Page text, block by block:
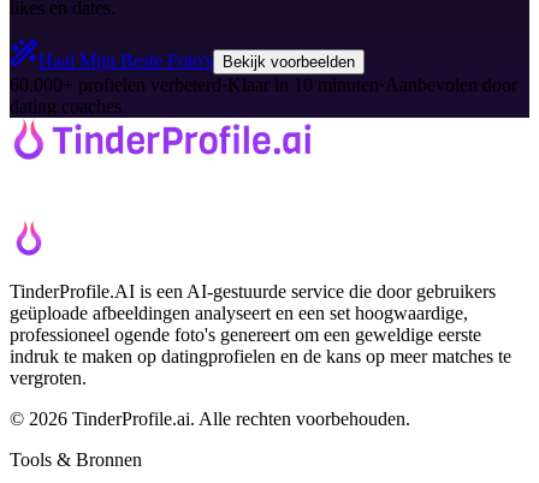
likes en dates.
Haal Mijn Beste Foto's Bekijk voorbeelden
60.000+ profielen verbeterd·Klaar in 10 minuten· Aanbevolen door
dating coaches
TinderProfile.AI is een AI-gestuurde service die door gebruikers
geüploade afbeeldingen analyseert en een set hoogwaardige,
professioneel ogende foto's genereert om een geweldige eerste
indruk te maken op datingprofielen en de kans op meer matches te
vergroten.
© 2026 TinderProfile.ai. Alle rechten voorbehouden.
Tools & Bronnen